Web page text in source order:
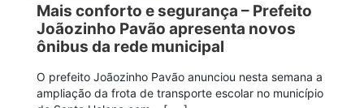
Mais conforto e segurança – Prefeito
Joãozinho Pavão apresenta novos
ônibus da rede municipal
O prefeito Joãozinho Pavão anunciou nesta semana a
ampliação da frota de transporte escolar no município